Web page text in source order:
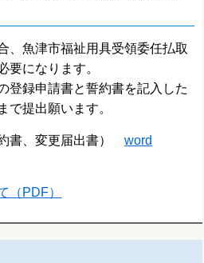
、魚津市福祉用具受領委任払取
要になります。
登録申請書と誓約書を記入した
で提出願います。
書、変更届出書）word
（PDF）